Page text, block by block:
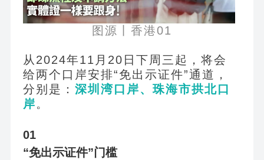
图源丨香港01
从2024年11月20日下周三起，将会
给两个口岸安排“免出示证件”通道，
分别是： 深圳湾口岸、珠海市拱北口
岸。
01
“免出示证件”门槛